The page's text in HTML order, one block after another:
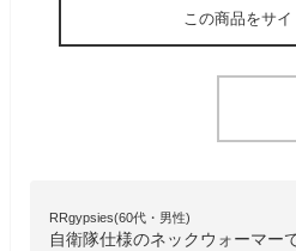
この商品をサ
RRgypsies(60代・男性)
自衛隊仕様のネックウォーマー